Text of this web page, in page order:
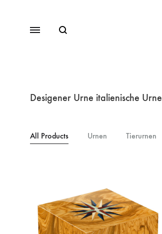
Desigener Urne italienische Urne
All Products Urnen Tierurnen